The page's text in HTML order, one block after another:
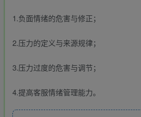
1.负面情绪的危害与修正；
2.压力的定义与来源规律；
3.压力过度的危害与调节；
4.提高客服情绪管理能力。